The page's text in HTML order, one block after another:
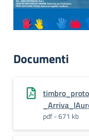
Documenti
pdf - 671 kb